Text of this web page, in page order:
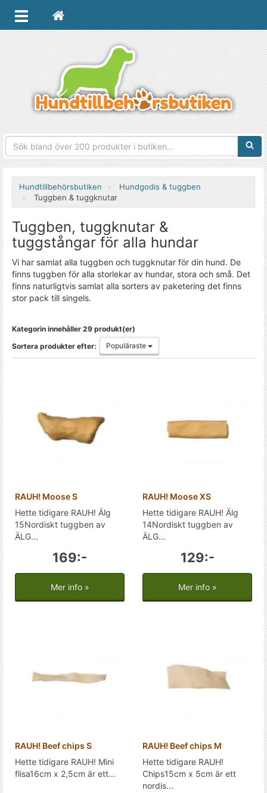
Hundtillbehörsbutiken
Hundgodis & tuggben
Tuggben & tuggknutar
Tuggben, tuggknutar &
tuggstångar för alla hundar
Vi har samlat alla tuggben och tuggknutar för din hund. De
finns tuggben för alla storlekar av hundar, stora och små. Det
finns naturligtvis samlat alla sorters av paketering det finns
stor pack till singels.
Kategorin innehåller 29 produkt(er)
Sortera produkter efter:
Populäraste
RAUH! Moose S
Hette tidigare RAUH! Älg
15Nordiskt tuggben av
ÄLG...
169:-
Mer info »
RAUH! Moose XS
Hette tidigare RAUH! Älg
14Nordiskt tuggben av
ÄLG...
129:-
Mer info »
RAUH! Beef chips S
Hette tidigare RAUH! Mini
flisa16cm x 2,5cm är ett...
RAUH! Beef chips M
Hette tidigare RAUH!
Chips15cm x 5cm är ett
nordis...